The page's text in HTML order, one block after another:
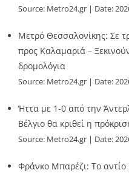
Source: Metro24.gr Date:
Μετρό Θεσσαλονίκης: Σε
προς Καλαμαριά –
δρομολόγια
Source: Metro24.gr Date:
Ήττα με 1-0 από την
Βέλγιο θα κριθεί η
Source: Metro24.gr Date:
Φράνκο Μπαρέζι: Το